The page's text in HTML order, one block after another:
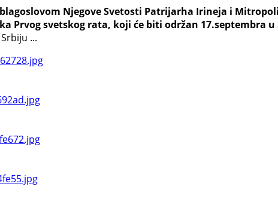
Nјegove Svetosti Patrijarha Irineja i
Prvog svetskog rata, koji će biti održan 17.septembra u
...